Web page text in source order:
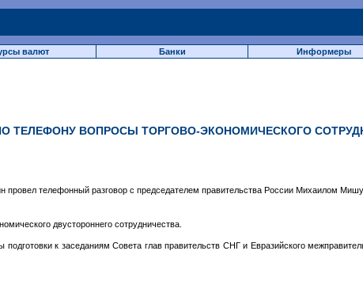
валют Банки Информеры
ТЕЛЕФОНУ ВОПРОСЫ ТОРГОВО-ЭКОНОМИЧЕСКОГО
провел телефонный разговор с председателем правительства России Михаилом
двустороннего сотрудничества.
подготовки к заседаниям Совета глав правительств СНГ и Евразийского